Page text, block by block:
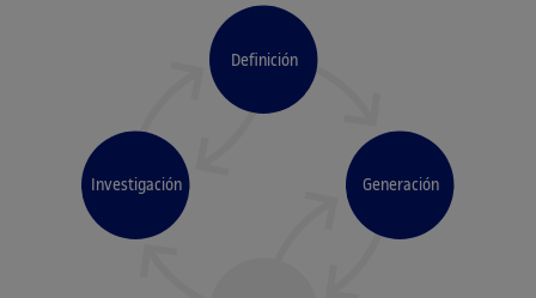
Investigación
Definición
Generación